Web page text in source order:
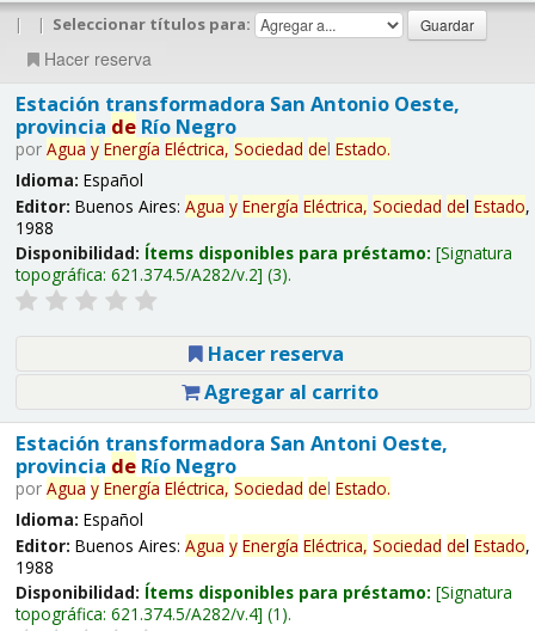
| | Seleccionar títulos para:
Hacer reserva
Estación transformadora San Antonio Oeste,
provincia deRío Negro
por Agua y Energía Eléctrica, Sociedad del Estado.
Idioma: Español
Editor: Buenos Aires: Agua y Energía Eléctrica, Sociedad del Estado,
1988
Disponibilidad: Ítems disponibles para préstamo: Signatura
topográfica: 621.374.5/A282/v.2 (3).
Hacer reserva
Agregar al carrito
Estación transformadora San Antoni Oeste,
provincia deRío Negro
por Agua y Energía Eléctrica, Sociedad del Estado.
Idioma: Español
Editor: Buenos Aires: Agua y Energía Eléctrica, Sociedad del Estado,
1988
Disponibilidad: Ítems disponibles para préstamo: Signatura
topográfica: 621.374.5/A282/v.4 (1).